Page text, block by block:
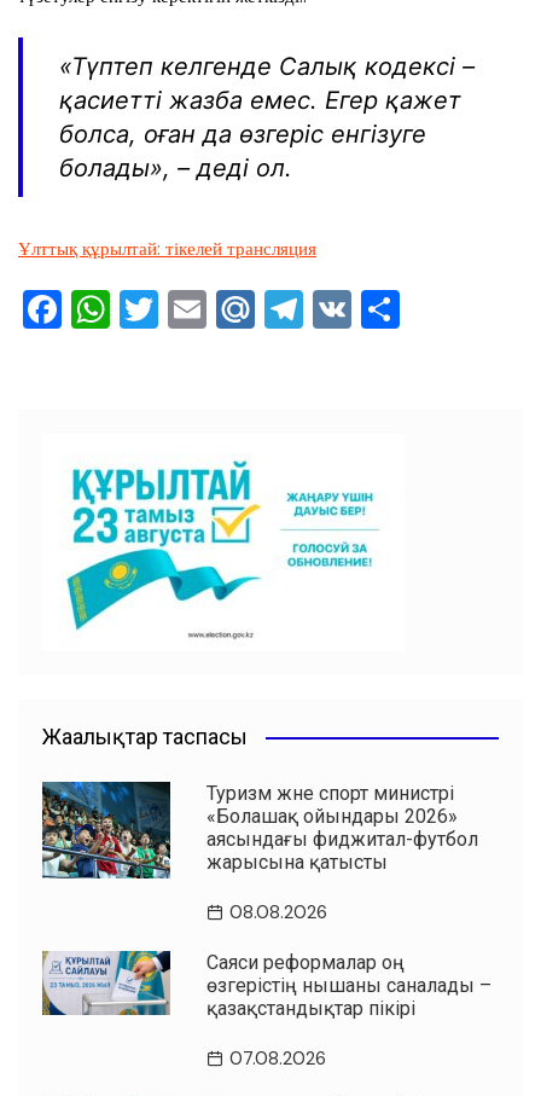
«Түптеп келгенде Салық кодексі –
қасиетті жазба емес. Егер қажет
болса, оған да өзгеріс енгізуге
болады», – деді ол.
Ұлттық құрылтай: тікелей трансляция
F
b
o
o
k
W
A
p
p
T E M T
m
V
Жаңалықтар таспасы
Туризм және спорт министрі
«Болашақ ойындары 2026»
аясындағы фиджитал-футбол
жарысына қатысты
08.08.2026
Саяси реформалар оң
өзгерістің нышаны саналады –
қазақстандықтар пікірі
07.08.2026